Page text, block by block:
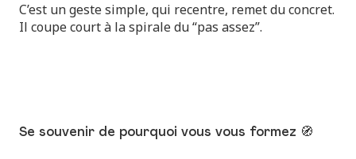
C’est un geste simple, qui recentre, remet du concret.
Il coupe court à la spirale du “pas assez”.
Se souvenir de pourquoi vous vous formez 🧭